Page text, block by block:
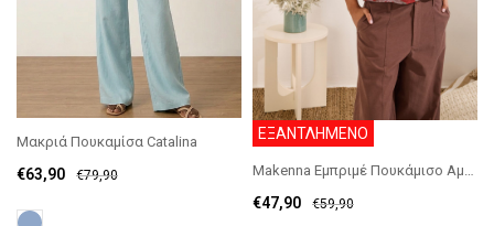
Μακριά Πουκαμίσα Catalina
€79,90
€63,90
ΕΞΑΝΤΛΗΜΕΝΟ
€59,90
€47,90